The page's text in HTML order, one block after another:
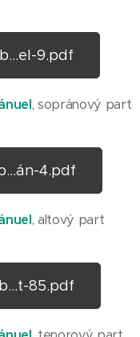
9.pdf
, sopránový part
4.pdf
, altový part
85.pdf